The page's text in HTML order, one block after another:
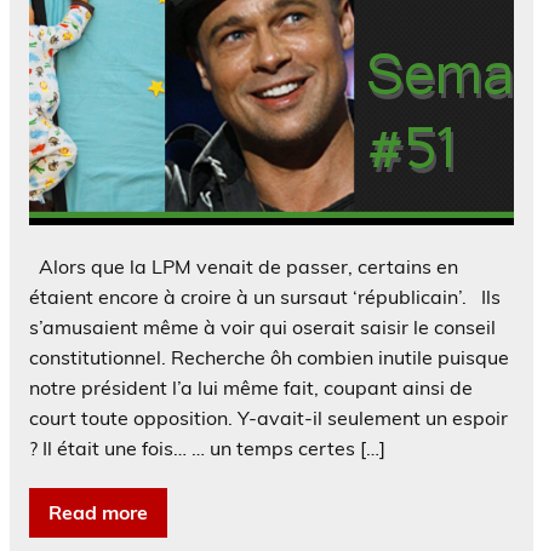
Alors que la LPM venait de passer, certains en
étaient encore à croire à un sursaut ‘républicain’. Ils
s’amusaient même à voir qui oserait saisir le conseil
constitutionnel. Recherche ôh combien inutile puisque
notre président l’a lui même fait, coupant ainsi de
court toute opposition. Y-avait-il seulement un espoir
? Il était une fois… … un temps certes […]
Read more